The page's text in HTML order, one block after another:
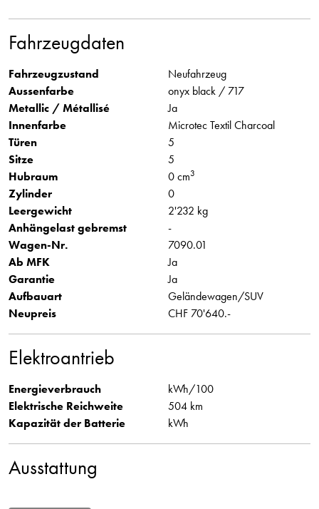
Fahrzeugdaten
Fahrzeugzustand
Neufahrzeug
Aussenfarbe
onyx black / 717
Metallic / Métallisé
Ja
Innenfarbe
Microtec Textil Charcoal
Türen
5
Sitze
5
Hubraum
0 cm3
Zylinder
0
Leergewicht
2'232 kg
Anhängelast gebremst
-
Wagen-Nr.
7090.01
Ab MFK
Ja
Garantie
Ja
Aufbauart
Geländewagen/SUV
Neupreis
CHF 70'640.-
Elektroantrieb
Energieverbrauch
kWh/100
Elektrische Reichweite
504 km
Kapazität der Batterie
kWh
Ausstattung